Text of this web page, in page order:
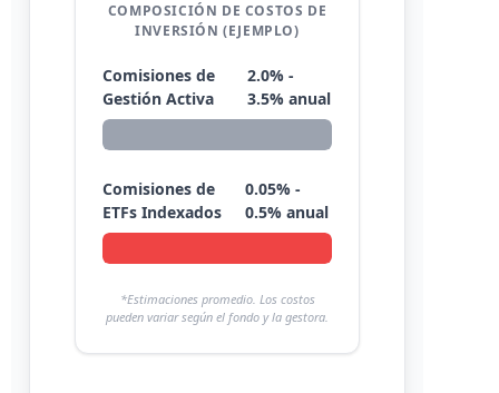
COMPOSICIÓN DE COSTOS DE
INVERSIÓN (EJEMPLO)
Comisiones de
Gestión Activa
2.0% -
3.5% anual
Comisiones de
ETFs Indexados
0.05% -
0.5% anual
*Estimaciones promedio. Los costos
pueden variar según el fondo y la gestora.